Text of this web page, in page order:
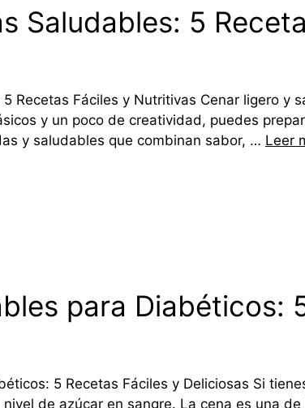
Saludables: 5
Recetas Fáciles y Nutritivas Cenar ligero
y un poco de creatividad, puedes
y saludables que combinan sabor, … Leer
para Diabéticos:
5 Recetas Fáciles y Deliciosas Si
de azúcar en sangre. La cena es una